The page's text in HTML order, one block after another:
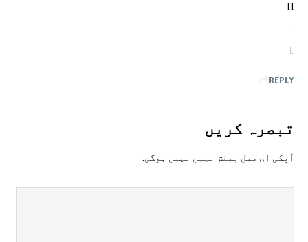
Ll
L
REPLY
تبصرہ کريں
آپکی ای ميل پبلش نہيں نہيں ہوگی.